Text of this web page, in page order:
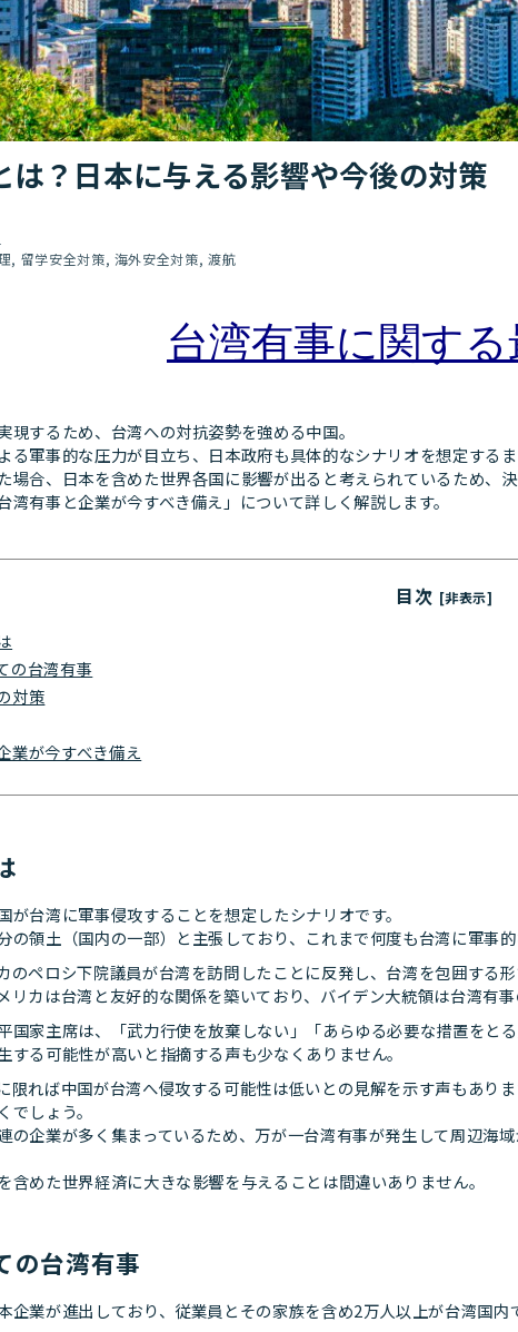
は？日本に与える影響や今後の対策
留学安全対策 海外安全対策 渡航
台湾有事に関す
現するため、台湾への対抗姿勢を強める中国。
る軍事的な圧力が目立ち、日本政府も具体的なシナリオを想定するま
場合、日本を含めた世界各国に影響が出ると考えられているため、
湾有事と企業が今すべき備え」について詳しく解説します。
目次 [非表示]
の台湾有事
対策
業が今すべき備え
が台湾に軍事侵攻することを想定したシナリオです。
の領土（国内の一部）と主張しており、これまで何度も台湾に軍事的
のペロシ下院議員が台湾を訪問したことに反発し、台湾を包囲する
リカは台湾と友好的な関係を築いており、バイデン大統領は台湾有
国家主席は、「武力行使を放棄しない」「あらゆる必要な措置を
する可能性が高いと指摘する声も少なくありません。
限れば中国が台湾へ侵攻する可能性は低いとの見解を示す声もあり
しょう。
の企業が多く集まっているため、万が一台湾有事が発生して周辺海
含めた世界経済に大きな影響を与えることは間違いありません。
の台湾有事
企業が進出しており、従業員とその家族を含め2万人以上が台湾国内